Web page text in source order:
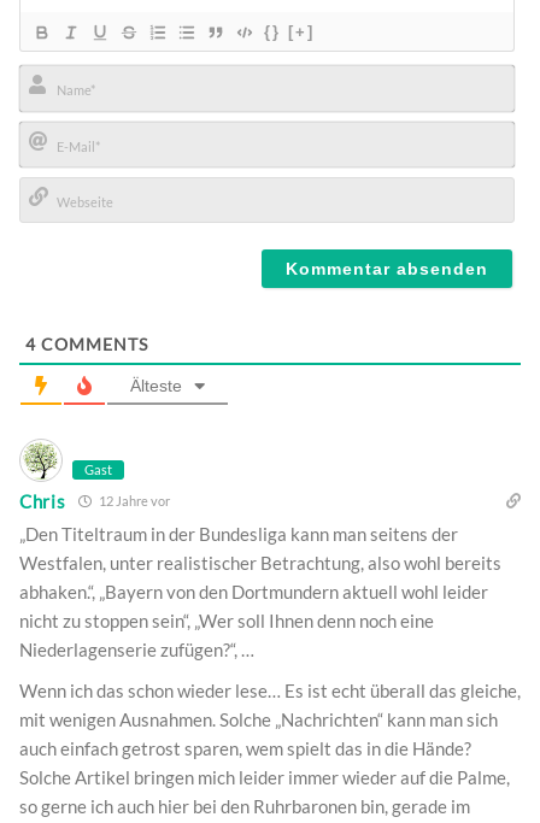
{} [+]
Name*
E-
Mail*
4 COMMENTS
Älteste
Gast
Chris 12 Jahre vor
„Den Titeltraum in der Bundesliga kann man seitens der
Westfalen, unter realistischer Betrachtung, also wohl bereits
abhaken.“, „Bayern von den Dortmundern aktuell wohl leider
nicht zu stoppen sein“, „Wer soll Ihnen denn noch eine
Niederlagenserie zufügen?“, …
Wenn ich das schon wieder lese… Es ist echt überall das gleiche,
mit wenigen Ausnahmen. Solche „Nachrichten“ kann man sich
auch einfach getrost sparen, wem spielt das in die Hände?
Solche Artikel bringen mich leider immer wieder auf die Palme,
so gerne ich auch hier bei den Ruhrbaronen bin, gerade im